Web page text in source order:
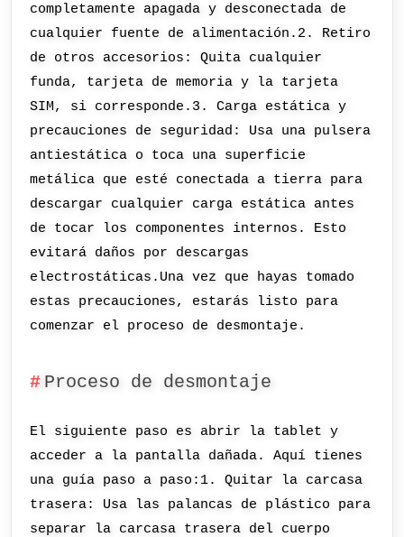
completamente apagada y desconectada de
cualquier fuente de alimentación.2. Retiro
de otros accesorios: Quita cualquier
funda, tarjeta de memoria y la tarjeta
SIM, si corresponde.3. Carga estática y
precauciones de seguridad: Usa una pulsera
antiestática o toca una superficie
metálica que esté conectada a tierra para
descargar cualquier carga estática antes
de tocar los componentes internos. Esto
evitará daños por descargas
electrostáticas.Una vez que hayas tomado
estas precauciones, estarás listo para
comenzar el proceso de desmontaje.
Proceso de desmontaje
El siguiente paso es abrir la tablet y
acceder a la pantalla dañada. Aquí tienes
una guía paso a paso:1. Quitar la carcasa
trasera: Usa las palancas de plástico para
separar la carcasa trasera del cuerpo